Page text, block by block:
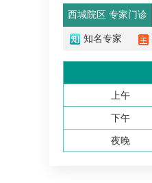
西城院区 专家门诊
知名专家
上午
下午
夜晚